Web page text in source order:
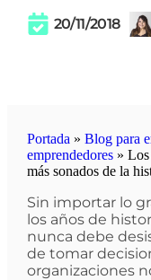
20/11/2018
Portada » Blog para
emprendedores» Los
más sonados de la
Sin importar lo
los años de
nunca debe
de tomar
organizaciones